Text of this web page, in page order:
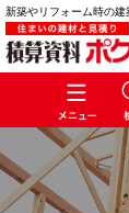
新築やリフォーム時の建